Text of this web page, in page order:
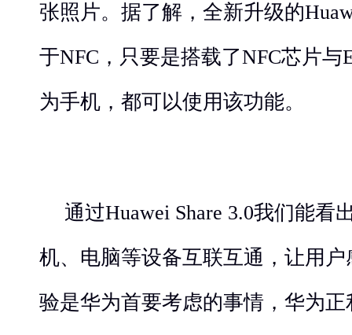
张照片。据了解，全新升级的
于NFC，只要是搭载了NFC芯片
为手机，都可以使用该功能。
通过Huawei Share 3.0我们能看
机、电脑等设备互联互通，让用
验是华为首要考虑的事情，华为